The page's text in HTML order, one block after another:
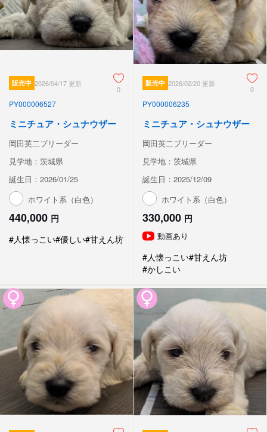
販売中 2026/04/17 更新
0
PY000006527
ミニチュア・シュナウザー
岡田英二ブリーダー
見学地：茨城県
誕生日：2026/01/25
ホワイト系（白色）
440,000 円
#人懐っこい#優しい#甘えん坊
販売中 2026/02/20 更新
0
PY000006235
ミニチュア・シュナウザー
岡田英二ブリーダー
見学地：茨城県
誕生日：2025/12/09
ホワイト系（白色）
330,000 円
動画あり
#人懐っこい#甘えん坊
#かしこい